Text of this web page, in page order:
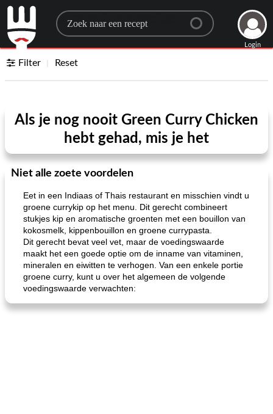
Search for a recipe
Login
Filter Reset
Als je nog nooit Green Curry Chicken
hebt gehad, mis je het
Niet alle zoete voordelen
Eet in een Indiaas of Thais restaurant en misschien vindt u
groene currykip op het menu. Dit gerecht combineert
stukjes kip en aromatische groenten met een bouillon van
kokosmelk, kippenbouillon en groene currypasta.
Dit gerecht bevat veel vet, maar de voedingswaarde
maakt het een goede optie om de inname van vitaminen,
mineralen en eiwitten te verhogen. Van een enkele portie
groene curry, kunt u over het algemeen de volgende
voedingswaarde verwachten: